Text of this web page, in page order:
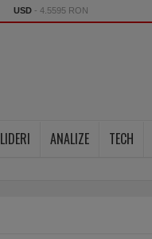
USD - 4.5595 RON
LIDERI ANALIZE TECH